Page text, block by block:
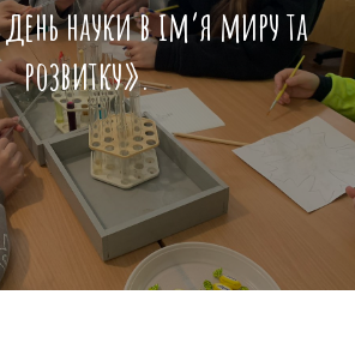
день науки в ім’я миру та
розвитку».